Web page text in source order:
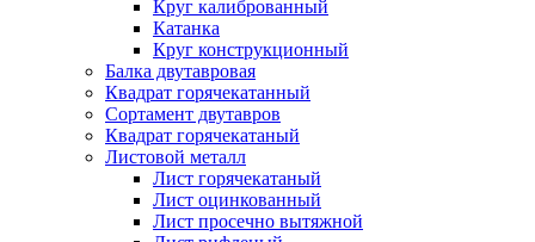
Круг калиброванный
Катанка
Круг конструкционный
Балка двутавровая
Квадрат горячекатанный
Сортамент двутавров
Квадрат горячекатаный
Листовой металл
Лист горячекатаный
Лист оцинкованный
Лист просечно вытяжной